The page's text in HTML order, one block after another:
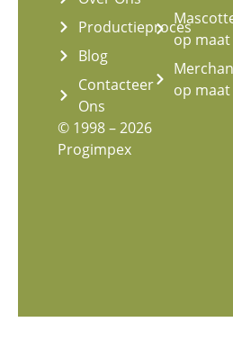
Productieproces
Blog
Contacteer
Ons
© 1998 – 2026
Progimpex
op maat
op maat